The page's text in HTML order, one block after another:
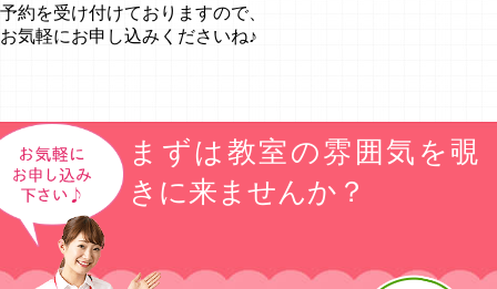
予約を受け付けておりますので、
お気軽にお申し込みくださいね♪
まずは教室の雰囲気を覗
きに来ませんか？